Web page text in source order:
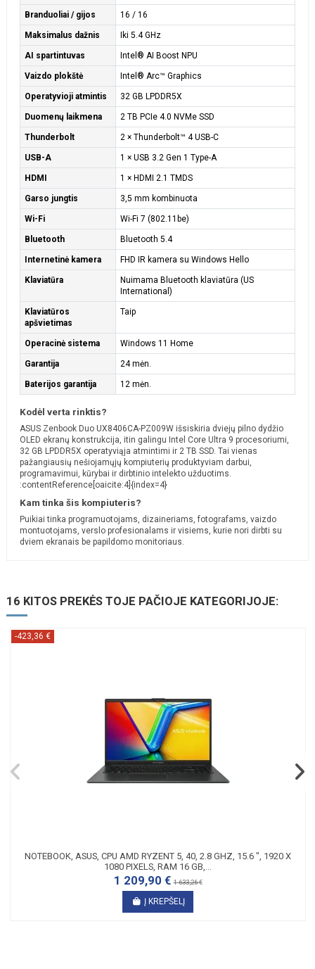
Branduoliai / gijos 16 / 16
Maksimalus dažnis Iki 5.4 GHz
AI spartintuvas Intel® AI Boost NPU
Vaizdo plokštė Intel® Arc™ Graphics
Operatyvioji atmintis 32 GB LPDDR5X
Duomenų laikmena 2 TB PCIe 4.0 NVMe SSD
Thunderbolt 2 × Thunderbolt™ 4 USB-C
USB-A 1 × USB 3.2 Gen 1 Type-A
HDMI 1 × HDMI 2.1 TMDS
Garso jungtis 3,5 mm kombinuota
Wi-Fi Wi-Fi 7 (802.11be)
Bluetooth Bluetooth 5.4
Internetinė kamera FHD IR kamera su Windows Hello
Klaviatūra
Nuimama Bluetooth klaviatūra (US
International)
Klaviatūros
apšvietimas
Taip
Operacinė sistema Windows 11 Home
Garantija 24 mėn.
Baterijos garantija 12 mėn.
Kodėl verta rinktis?
ASUS Zenbook Duo UX8406CA-PZ009W išsiskiria dviejų pilno dydžio
OLED ekranų konstrukcija, itin galingu Intel Core Ultra 9 procesoriumi,
32 GB LPDDR5X operatyviąja atmintimi ir 2 TB SSD. Tai vienas
pažangiausių nešiojamųjų kompiuterių produktyviam darbui,
programavimui, kūrybai ir dirbtinio intelekto užduotims.
:contentReference[oaicite:4]{index=4}
Kam tinka šis kompiuteris?
Puikiai tinka programuotojams, dizaineriams, fotografams, vaizdo
montuotojams, verslo profesionalams ir visiems, kurie nori dirbti su
dviem ekranais be papildomo monitoriaus.
16 KITOS PREKĖS TOJE PAČIOJE KATEGORIJOJE:
-423,36 €
NOTEBOOK, ASUS, CPU AMD RYZENT 5, 40, 2.8 GHZ, 15.6 ", 1920 X
1080 PIXELS, RAM 16 GB,...
1 209,90 €1 633,26 €
Į KREPŠELĮ